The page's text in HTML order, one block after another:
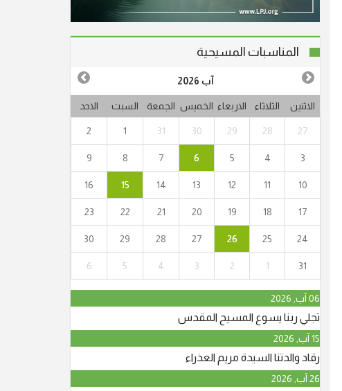
المناسبات المسيحية
آب 2026
الاثنين الثلاثاء الاربعاء الخميس الجمعة السبت الاحد
27
28
29
30
31
1
2
3
4
5
6
7
8
9
10
11
12
13
14
15
16
17
18
19
20
21
22
23
24
25
26
27
28
29
30
31
1
2
3
4
5
6
06 آب, 2026
تجلي ربنا يسوع المسيح المقدس
15 آب, 2026
رقاد والدتنا السيدة مريم العذراء
26 آب, 2026
"أنا القيامة والحياة. من آمن بي وإن مات يحيا."
الناصرة، المأسوف على شبابه عوني حنا نجار (أبو
جريس) عن عمر ناهز الـ 64 عاما. وسيشيع جثمانه
الطاهر في الساعة الرابعة والنصف بعد الظهر،
اليوم الجمعة 29/5/2026 من قاعة